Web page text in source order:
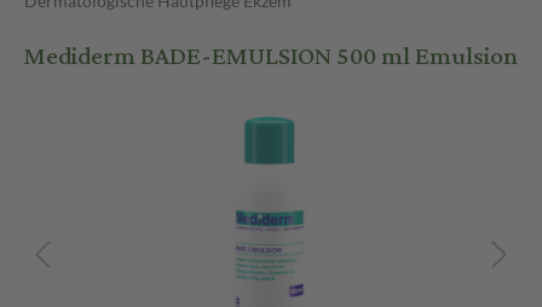
Mediderm BADE-EMULSION 500 ml Emulsion